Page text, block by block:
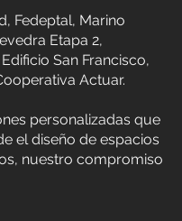
Fedeptal, Marino
Etapa 2,
San Francisco,
Actuar.
personalizadas que
el diseño de espacios
nuestro compromiso